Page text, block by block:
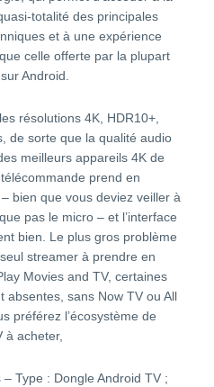
totalité des principales
et à une expérience
celle offerte par la plupart
Android.
résolutions 4K, HDR10+,
de sorte que la qualité audio
meilleurs appareils 4K de
prend en
bien que vous deviez veiller à
pas le micro – et l’interface
bien. Le plus gros problème
streamer à prendre en
Movies and TV, certaines
absentes, sans Now TV ou All
préférez l’écosystème de
à acheter,
Type : Dongle Android TV ;